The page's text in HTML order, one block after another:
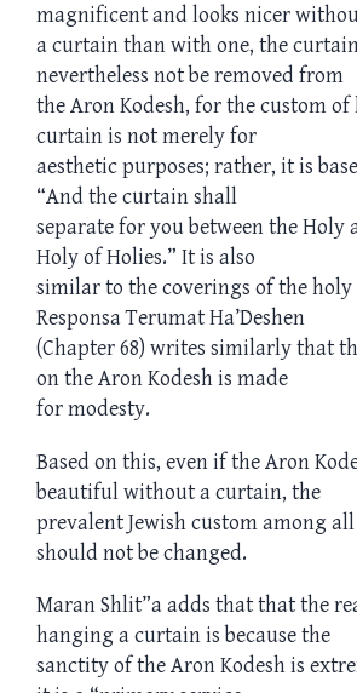
magnificent and looks nicer
a curtain than with one, the
nevertheless not be removed from
the Aron Kodesh, for the custom
curtain is not merely for
aesthetic purposes; rather, it is
“And the curtain shall
separate for you between the Holy
Holy of Holies.” It is also
similar to the coverings of the holy
Responsa Terumat Ha’Deshen
(Chapter 68) writes similarly that
on the Aron Kodesh is made
for modesty.
Based on this, even if the Aron
beautiful without a curtain, the
prevalent Jewish custom among
should not be changed.
Maran Shlit”a adds that that the
hanging a curtain is because the
sanctity of the Aron Kodesh is